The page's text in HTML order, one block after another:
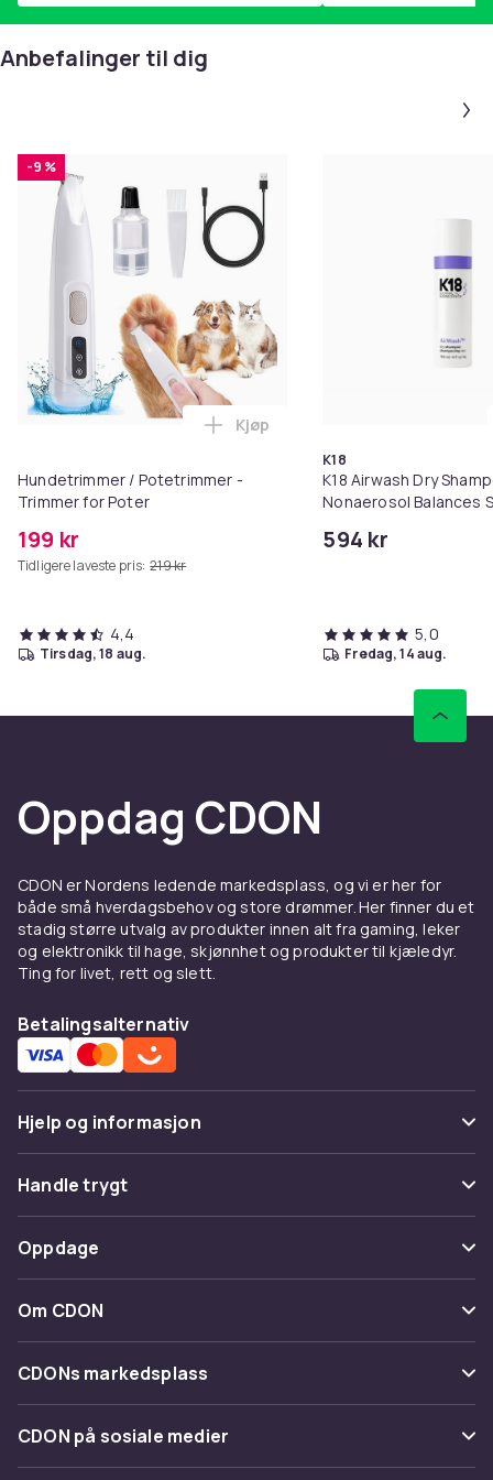
Anbefalinger til dig
-9 %
Hundetrimmer / Potetrimmer -
Trimmer for Poter
199 kr
Tidligere laveste pris: 219 kr
Legg Hundetrimmer /
Kjøp
4,4
tirsdag, 18 aug.
K18
K18 Airwash Dry
Nonaerosol Balances
594 kr
5,0
fredag, 14 aug.
Oppdag CDON
CDON er Nordens ledende markedsplass, og vi er her for
både små hverdagsbehov og store drømmer. Her finner du et
stadig større utvalg av produkter innen alt fra gaming, leker
og elektronikk til hage, skjønnhet og produkter til kjæledyr.
Ting for livet, rett og slett.
Betalingsalternativ
Hjelp og informasjon
Vanlige spørsmål
Spor pakke
Angre & returner her
Kontakt oss
Handle trygt
Betaling
Levering
Tilbakekallinger
Oppdage
Kategorier
Varemerker
Om CDON
Om oss
Kundeanmeldelser
Jobbe på CDON
CDONs markedsplass
Merchant Help Center
CDON på sosiale medier